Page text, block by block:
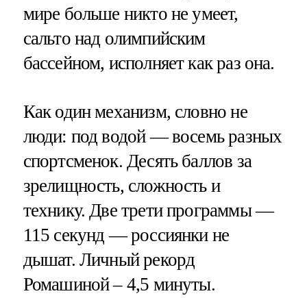
мире больше никто не умеет,
сальто над олимпийским
бассейном, исполняет как раз она.
Как один механизм, словно не
люди: под водой — восемь разных
спортсменок. Десять баллов за
зрелищность, сложность и
технику. Две трети программы —
115 секунд — россиянки не
дышат. Личный рекорд
Ромашиной – 4,5 минуты.